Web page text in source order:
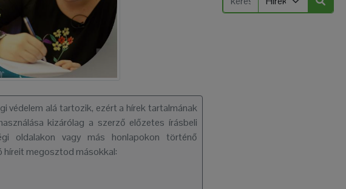
védelem alá tartozik, ezért a hírek tartalmának
kizárólag a szerző előzetes írásbeli
oldalakon vagy más honlapokon történő
híreit megosztod másokkal: